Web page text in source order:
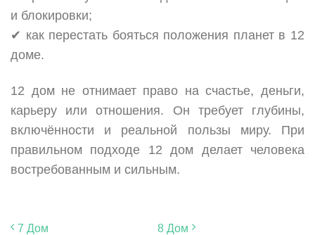
и блокировки;
✔ как перестать бояться положения планет в 12
доме.
12 дом не отнимает право на счастье, деньги,
карьеру или отношения. Он требует глубины,
включённости и реальной пользы миру. При
правильном подходе 12 дом делает человека
востребованным и сильным.
7 Дом 8 Дом